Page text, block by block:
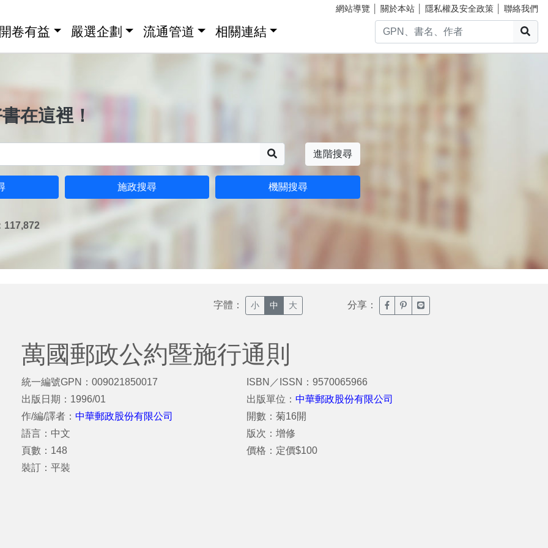
網站導覽 關於本站 隱私權及安全政策 聯絡我們
卷有益 嚴選企劃 流通管道 相關連結
在這裡！
進階搜尋
施政搜尋 機關搜尋
117,872
字體： 小 中 大 分享： 臉書分享(另開新視窗)
噗浪分享(另開新視窗)
Line分享(另開新視窗)
萬國郵政公約暨施行通則
統一編號GPN：009021850017
出版日期：1996/01
作/編/譯者： 中華郵政股份有限公司
語言：中文
頁數：148
裝訂：平裝
ISBN／ISSN：9570065966
出版單位：中華郵政股份有限公司
開數：菊16開
版次：增修
價格：定價$100